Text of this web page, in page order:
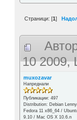
Страници: [1]
10 2009,
muxozavar
Напреднали
Публикации: 497
Distribution: Debian
Fedora 11 x86_64 /
9.10 / Mac OS X 10.6.n